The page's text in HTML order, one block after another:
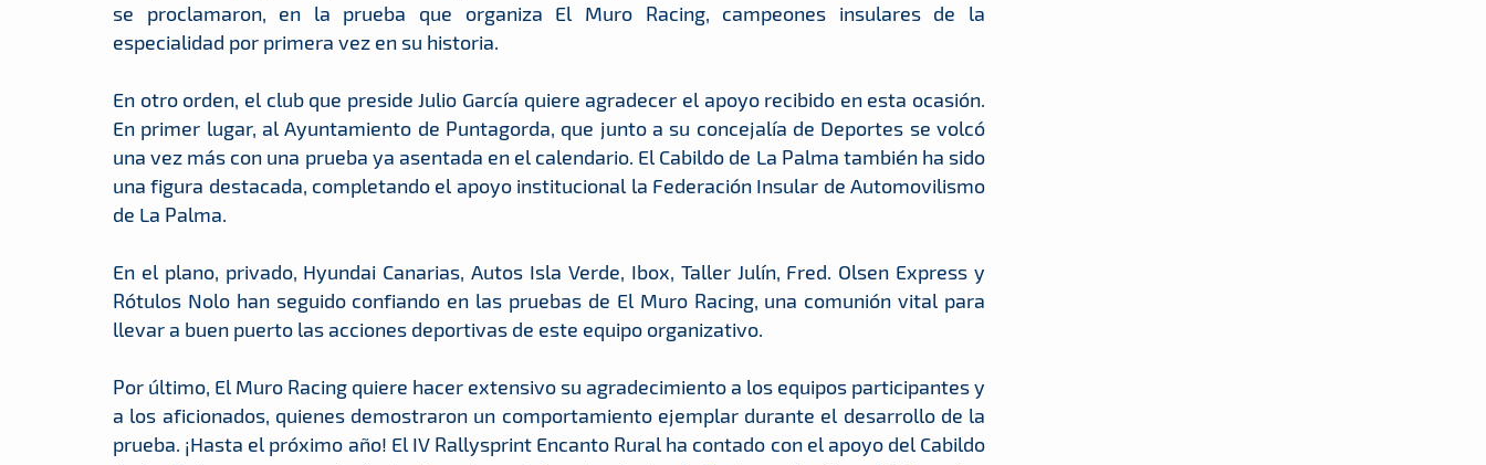
se proclamaron, en la prueba que organiza El Muro Racing, campeones insulares de la
especialidad por primera vez en su historia.
En otro orden, el club que preside Julio García quiere agradecer el apoyo recibido en esta ocasión.
En primer lugar, al Ayuntamiento de Puntagorda, que junto a su concejalía de Deportes se volcó
una vez más con una prueba ya asentada en el calendario. El Cabildo de La Palma también ha sido
una figura destacada, completando el apoyo institucional la Federación Insular de Automovilismo
de La Palma.
En el plano, privado, Hyundai Canarias, Autos Isla Verde, Ibox, Taller Julín, Fred. Olsen Express y
Rótulos Nolo han seguido confiando en las pruebas de El Muro Racing, una comunión vital para
llevar a buen puerto las acciones deportivas de este equipo organizativo.
Por último, El Muro Racing quiere hacer extensivo su agradecimiento a los equipos participantes y
a los aficionados, quienes demostraron un comportamiento ejemplar durante el desarrollo de la
prueba. ¡Hasta el próximo año! El IV Rallysprint Encanto Rural ha contado con el apoyo del Cabildo